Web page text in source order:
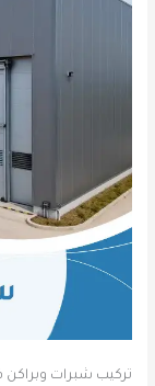
تركيب شبرات وبراكن